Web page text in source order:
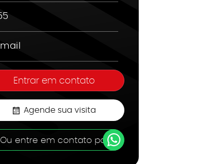
Agende sua visita
Ou entre em contato por